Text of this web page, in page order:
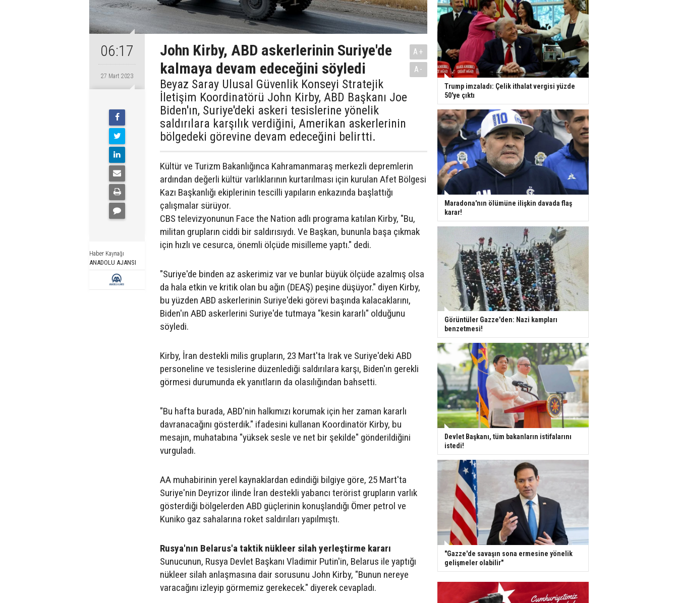
06:17
27 Mart 2023
Haber Kaynağı
ANADOLU AJANSI
John Kirby, ABD askerlerinin Suriye'de
kalmaya devam edeceğini söyledi
Beyaz Saray Ulusal Güvenlik Konseyi Stratejik
İletişim Koordinatörü John Kirby, ABD Başkanı Joe
Biden'ın, Suriye'deki askeri tesislerine yönelik
saldırılara karşılık verdiğini, Amerikan askerlerinin
bölgedeki görevine devam edeceğini belirtti.
A+
A-
Kültür ve Turizm Bakanlığınca Kahramanmaraş merkezli depremlerin
ardından değerli kültür varlıklarının kurtarılması için kurulan Afet Bölgesi
Kazı Başkanlığı ekiplerinin tescilli yapıların enkazında başlattığı
çalışmalar sürüyor.
CBS televizyonunun Face the Nation adlı programa katılan Kirby, "Bu,
militan grupların ciddi bir saldırısıydı. Ve Başkan, bununla başa çıkmak
için hızlı ve cesurca, önemli ölçüde misilleme yaptı." dedi.
"Suriye'de binden az askerimiz var ve bunlar büyük ölçüde azalmış olsa
da hala etkin ve kritik olan bu ağın (DEAŞ) peşine düşüyor." diyen Kirby,
bu yüzden ABD askerlerinin Suriye'deki görevi başında kalacaklarını,
Biden'ın ABD askerlerini Suriye'de tutmaya "kesin kararlı" olduğunu
söyledi.
Kirby, İran destekli milis grupların, 23 Mart'ta Irak ve Suriye'deki ABD
personeline ve tesislerine düzenlediği saldırılara karşı, Biden'ın gerekli
görmesi durumunda ek yanıtların da olasılığından bahsetti.
"Bu hafta burada, ABD'nin halkımızı korumak için her zaman kararlı
davranacağını gösterdik." ifadesini kullanan Koordinatör Kirby, bu
mesajın, muhatabına "yüksek sesle ve net bir şekilde" gönderildiğini
vurguladı.
AA muhabirinin yerel kaynaklardan edindiği bilgiye göre, 25 Mart'ta
Suriye'nin Deyrizor ilinde İran destekli yabancı terörist grupların varlık
gösterdiği bölgelerden ABD güçlerinin konuşlandığı Ömer petrol ve
Kuniko gaz sahalarına roket saldırıları yapılmıştı.
Rusya'nın Belarus'a taktik nükleer silah yerleştirme kararı
Sunucunun, Rusya Devlet Başkanı Vladimir Putin'in, Belarus ile yaptığı
nükleer silah anlaşmasına dair sorusunu John Kirby, "Bunun nereye
varacağını izleyip görmemiz gerekecek." diyerek cevapladı.
Trump imzaladı: Çelik ithalat vergisi yüzde
50'ye çıktı
Maradona'nın ölümüne ilişkin davada flaş
karar!
Görüntüler Gazze'den: Nazi kampları
benzetmesi!
Devlet Başkanı, tüm bakanların istifalarını
istedi!
"Gazze'de savaşın sona ermesine yönelik
gelişmeler olabilir"